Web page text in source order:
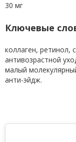
30 мг
Ключевые
коллаген, ретинол,
антивозрастной
малый
анти-эйдж.